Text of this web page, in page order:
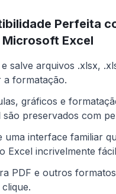
Perfeita
Microsoft Excel
salve arquivos .xlsx,
a formatação.
gráficos e
são preservados com
uma interface familiar
Excel incrivelmente
PDF e outros